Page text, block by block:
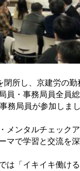
所し、京建労の勤
員・事務局員全員総
務局員が参加しま
メンタルチェックア
マで学習と交流を深
は「イキイキ働ける